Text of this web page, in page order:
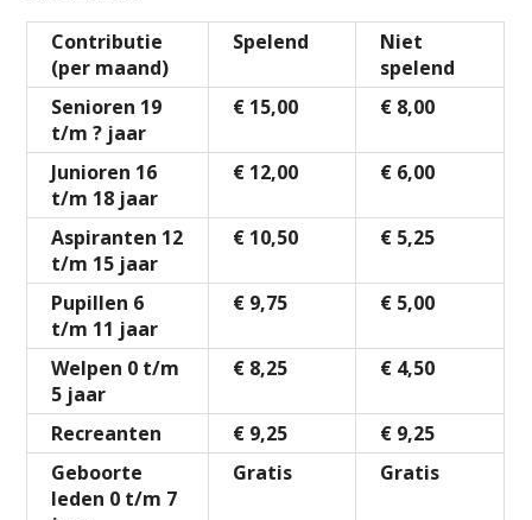
Contributie
(per maand)
Spelend
Niet
spelend
Senioren 19
t/m ? jaar
€ 15,00 € 8,00
Junioren 16
t/m 18 jaar
€ 12,00 € 6,00
Aspiranten 12
t/m 15 jaar
€ 10,50 € 5,25
Pupillen 6
t/m 11 jaar
€ 9,75 € 5,00
Welpen 0 t/m
5 jaar
€ 8,25 € 4,50
Recreanten € 9,25
€ 9,25
Geboorte
leden 0 t/m 7
Gratis Gratis